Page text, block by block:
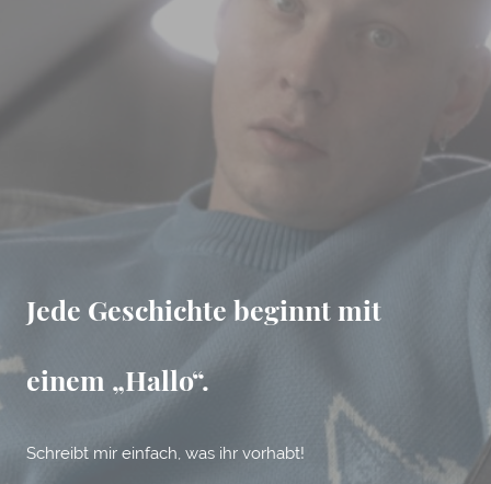
Jede Geschichte beginnt mit
einem „Hallo“.
Schreibt mir einfach, was ihr vorhabt!